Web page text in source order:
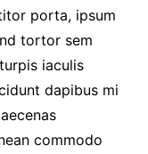
porta, ipsum
tortor sem
iaculis
dapibus mi
commodo